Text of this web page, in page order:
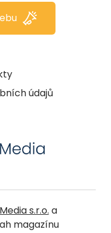
údajů
s.r.o. a
magazínu